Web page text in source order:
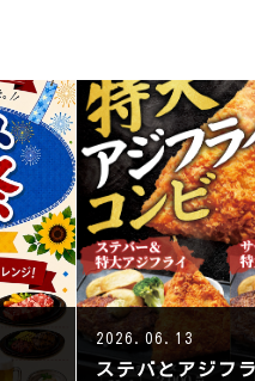
2026.06.13